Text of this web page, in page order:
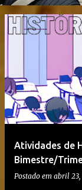
Atividades de
Bimestre/
Postado em abril 23,